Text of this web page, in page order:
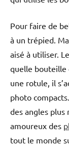
Pour faire de
à un trépied.
aisé à utiliser.
quelle bouteille
une rotule, il
photo
des angles
amoureux des
tout le monde